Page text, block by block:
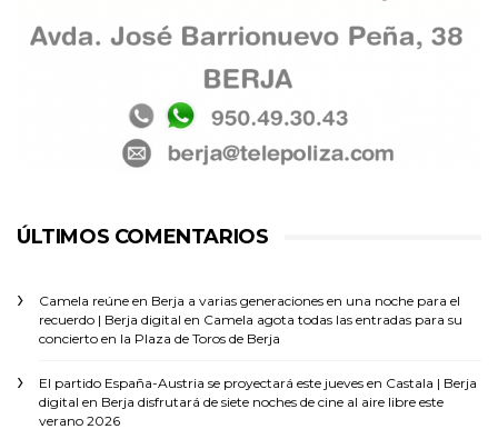
ÚLTIMOS COMENTARIOS
Camela reúne en Berja a varias generaciones en una noche para el
recuerdo | Berja digital en Camela agota todas las entradas para su
concierto en la Plaza de Toros de Berja
El partido España-Austria se proyectará este jueves en Castala | Berja
digital en Berja disfrutará de siete noches de cine al aire libre este
verano 2026